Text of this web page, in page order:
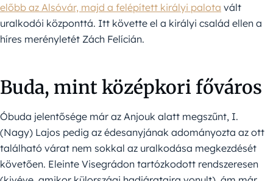
előbb az Alsóvár, majd a felépített királyi palota vált
uralkodói központtá. Itt követte el a királyi család ellen a
híres merényletét Zách Felícián.
Buda, mint középkori főváros
Óbuda jelentősége már az Anjouk alatt megszűnt, I.
(Nagy) Lajos pedig az édesanyjának adományozta az ott
található várat nem sokkal az uralkodása megkezdését
követően. Eleinte Visegrádon tartózkodott rendszeresen